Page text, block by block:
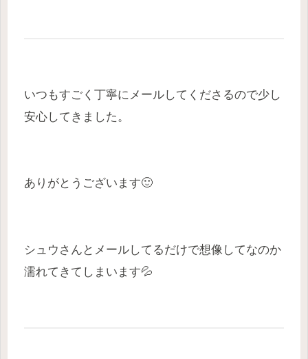
いつもすごく丁寧にメールしてくださるので少し
安心してきました。
ありがとうございます🙂
シュウさんとメールしてるだけで想像してなのか
濡れてきてしまいます💦